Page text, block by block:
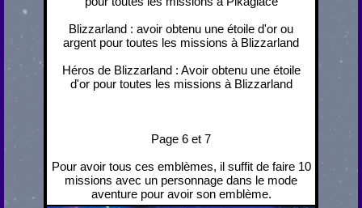
Blizzarland : avoir obtenu une étoile d'or ou
argent pour toutes les missions à Blizzarland
Héros de Blizzarland : Avoir obtenu une étoile
d'or pour toutes les missions à Blizzarland
Page 6 et 7
Pour avoir tous ces emblèmes, il suffit de faire 10
missions avec un personnage dans le mode
aventure pour avoir son emblème.